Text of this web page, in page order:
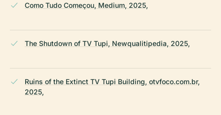
Como Tudo Começou, Medium, 2025,
The Shutdown of TV Tupi, Newqualitipedia, 2025,
Ruins of the Extinct TV Tupi Building, otvfoco.com.br,
2025,